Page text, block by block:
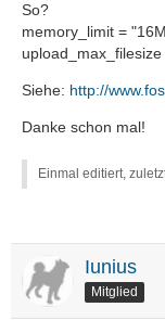
So?
memory_limit =
Siehe: http://
Danke schon mal!
Einmal editiert,
Iunius
Mitglied